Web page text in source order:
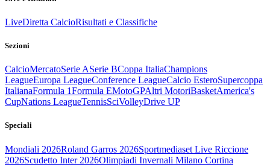
LiveDiretta CalcioRisultati e Classifiche
Sezioni
CalcioMercatoSerie ASerie BCoppa ItaliaChampions
LeagueEuropa LeagueConference LeagueCalcio EsteroSupercoppa
ItalianaFormula 1Formula EMotoGPAltri MotoriBasketAmerica's
CupNations LeagueTennisSciVolleyDrive UP
Speciali
Mondiali 2026Roland Garros 2026Sportmediaset Live Riccione
2026Scudetto Inter 2026Olimpiadi Invernali Milano Cortina